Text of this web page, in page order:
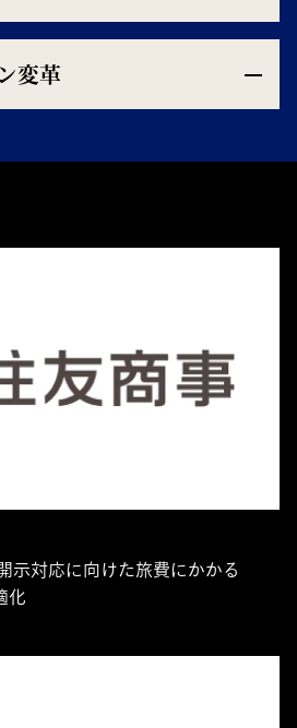
変革
示対応に向けた旅費にかかる
化